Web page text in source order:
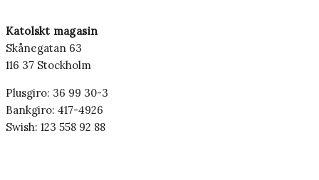
Katolskt magasin
Skånegatan 63
116 37 Stockholm
Plusgiro: 36 99 30-3
Bankgiro: 417-4926
Swish: 123 558 92 88